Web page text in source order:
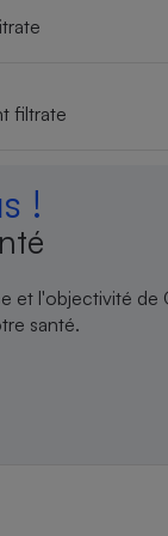
filtrate
!
et l'objectivité de
santé.